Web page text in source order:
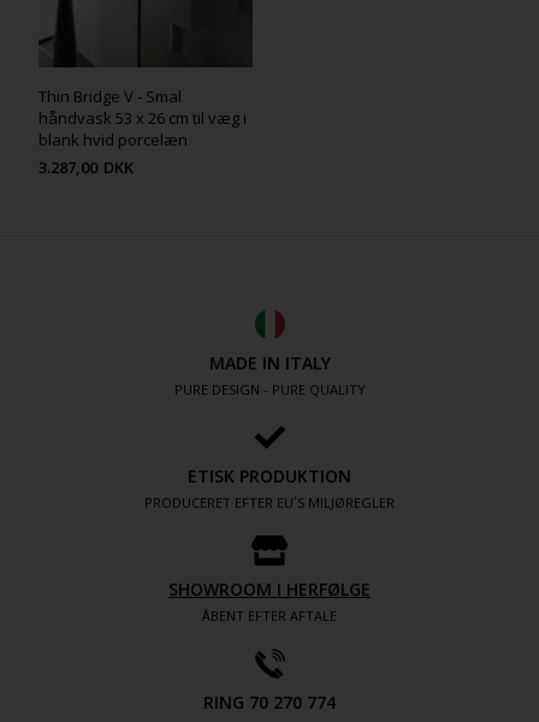
Thin Bridge V - Smal
håndvask 53 x 26 cm til væg i
blank hvid porcelæn
3.287,00 DKK
MADE IN ITALY
PURE DESIGN - PURE QUALITY
ETISK PRODUKTION
PRODUCERET EFTER EU´S MILJØREGLER
SHOWROOM I HERFØLGE
ÅBENT EFTER AFTALE
RING 70 270 774